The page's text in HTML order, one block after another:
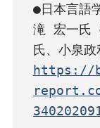
●日本言語
滝 宏一氏
https://